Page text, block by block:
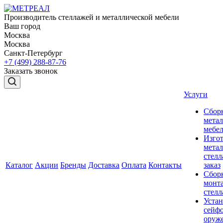
Производитель стеллажей и металлической мебели
Ваш город
Москва
Москва
Санкт-Петербург
+7 (499) 288-87-76
Заказать звонок
Каталог Акции Бренды Доставка Оплата Контакты
Услуги
заказ